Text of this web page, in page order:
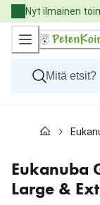
Skip
to
Content
Nyt ilmainen
Kissat
Tuotemerkit
Uutuudet
Eukanuba
Large &